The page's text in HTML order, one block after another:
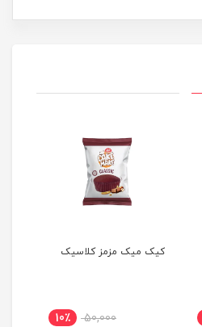
کیک میک مزمز کلاسیک
50,000 10٪